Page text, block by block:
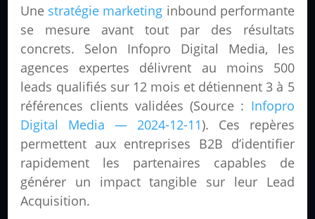
Une stratégie marketing inbound performante
se mesure avant tout par des résultats
concrets. Selon Infopro Digital Media, les
agences expertes délivrent au moins 500
leads qualifiés sur 12 mois et détiennent 3 à 5
références clients validées (Source : Infopro
Digital Media — 2024-12-11). Ces repères
permettent aux entreprises B2B d’identifier
rapidement les partenaires capables de
générer un impact tangible sur leur Lead
Acquisition.